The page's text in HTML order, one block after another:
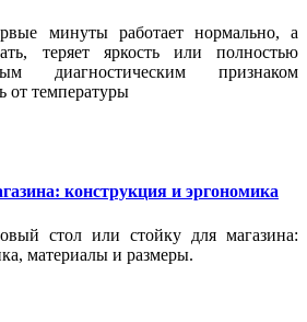
минуты работает нормально, а
теряет яркость или полностью
диагностическим признаком
от температуры
конструкция и эргономика
стол или стойку для магазина:
материалы и размеры.